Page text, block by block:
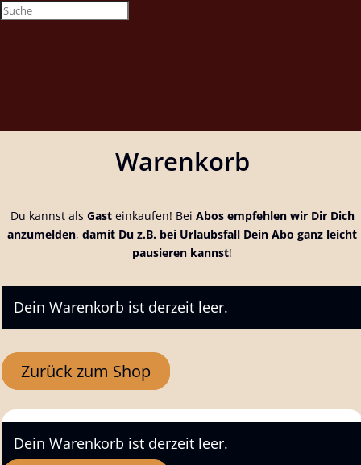
Warenkorb
Du kannst als Gasteinkaufen! Bei Abos empfehlen wir Dir Dich
anzumelden,damit Du z.B. bei Urlaubsfall Dein Abo ganz leicht
pausieren kannst!
Dein Warenkorb ist derzeit leer.
Zurück zum Shop
Dein Warenkorb ist derzeit leer.